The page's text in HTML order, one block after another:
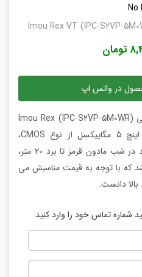
در واتس اپ
دوربین بی سیم آیمو رکس وی تی (IPC-S2VP-5M0WR) Imou Rex
VT دارای سنسور تصویر 1/2.7 اینچ 5 مگاپیکسل از نوع CMOS،
کیفیت 5MP (2880 x 1620)، دید در شب مادون قرمز تا برد 20 متر،
که با توجه به قیمت مناسبش می
دانست.
شماره تماس خود را وارد کنید